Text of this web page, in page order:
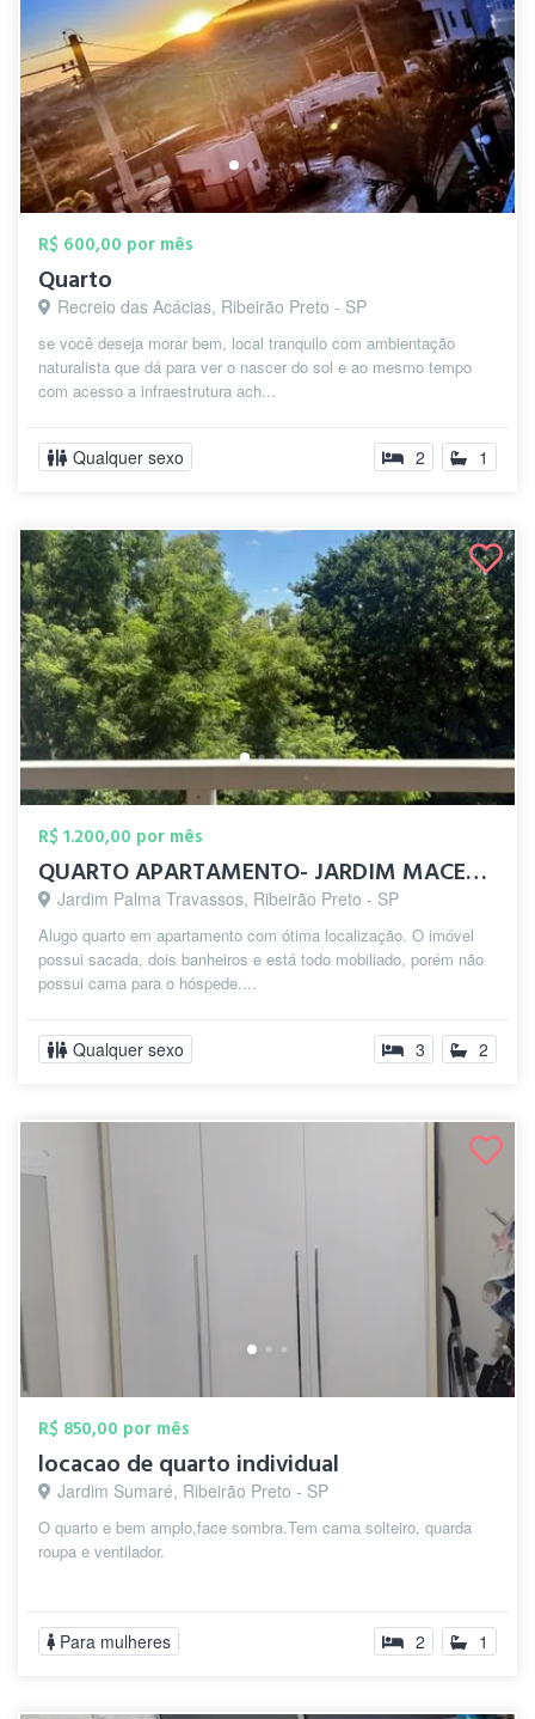
R$ 600,00 por mês
Quarto
Recreio das Acácias, Ribeirão Preto - SP
se você deseja morar bem, local tranquilo com ambientação
naturalista que dá para ver o nascer do sol e ao mesmo tempo
com acesso a infraestrutura ach...
Qualquer sexo 2 1
R$ 1.200,00 por mês
QUARTO APARTAMENTO- JARDIM MACEDO RP
Jardim Palma Travassos, Ribeirão Preto - SP
Alugo quarto em apartamento com ótima localização. O imóvel
possui sacada, dois banheiros e está todo mobiliado, porém não
possui cama para o hóspede....
Qualquer sexo 3 2
R$ 850,00 por mês
locacao de quarto individual
Jardim Sumaré, Ribeirão Preto - SP
O quarto e bem amplo,face sombra.Tem cama solteiro, quarda
roupa e ventilador.
Para mulheres 2 1